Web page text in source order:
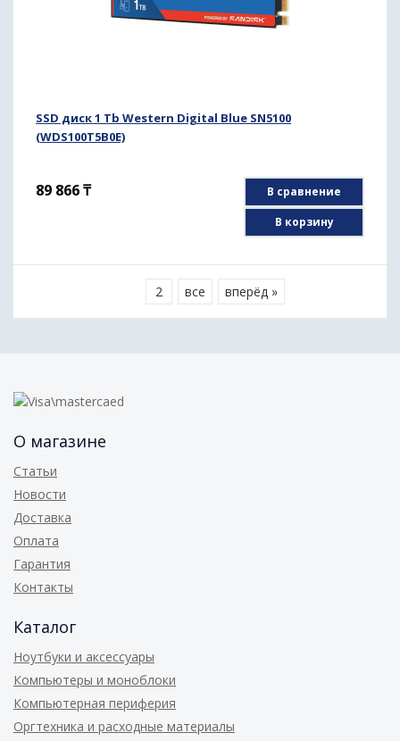
SSD диск 1 Tb Western Digital Blue SN5100
(WDS100T5B0E)
89 866₸
В сравнение
В корзину
2 все вперёд »
О магазине
Статьи
Новости
Доставка
Оплата
Гарантия
Контакты
Каталог
Ноутбуки и аксессуары
Компьютеры и моноблоки
Компьютерная периферия
Оргтехника и расходные материалы